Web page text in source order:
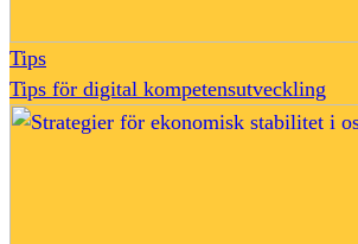
Tips
Tips för digital kompetensutveckling